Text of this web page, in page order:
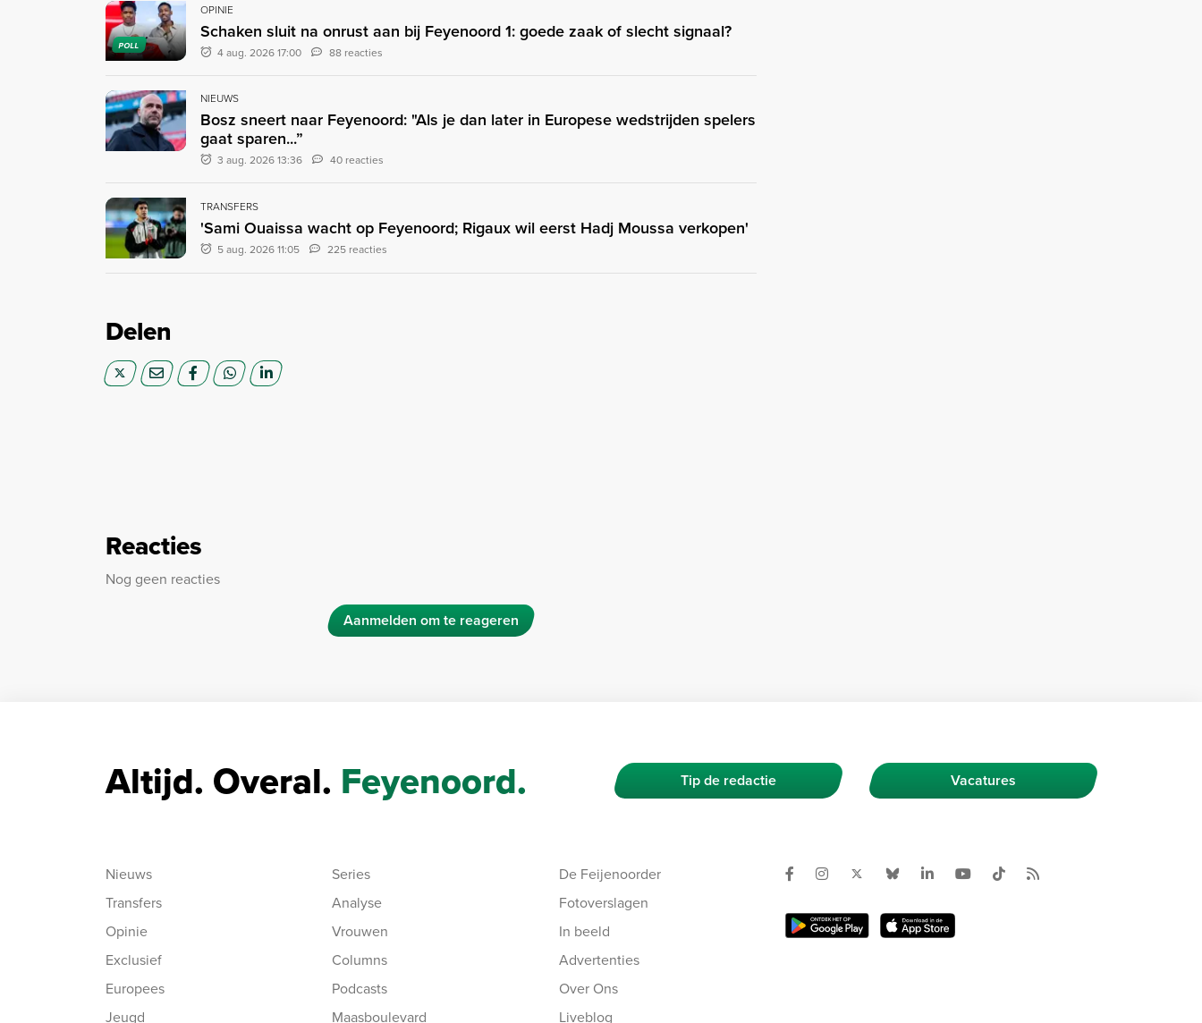
POLL
OPINIE
Schaken sluit na onrust aan bij Feyenoord 1: goede zaak of slecht signaal?
4 aug. 2026 17:00 88 reacties
NIEUWS
Bosz sneert naar Feyenoord: "Als je dan later in Europese wedstrijden spelers
gaat sparen...”
3 aug. 2026 13:36 40 reacties
TRANSFERS
'Sami Ouaissa wacht op Feyenoord; Rigaux wil eerst Hadj Moussa verkopen'
5 aug. 2026 11:05 225 reacties
Delen
Reacties
Nog geen reacties
Aanmelden om te reageren
Altijd. Overal. Feyenoord. Tip de redactie Vacatures
Nieuws
Transfers
Opinie
Exclusief
Europees
Jeugd
Series
Analyse
Vrouwen
Columns
Podcasts
Maasboulevard
De Feijenoorder
Fotoverslagen
In beeld
Advertenties
Over Ons
Liveblog